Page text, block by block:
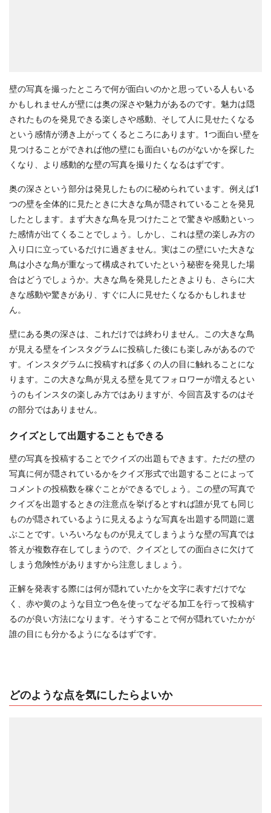
壁の写真を撮ったところで何が面白いのかと思っている人もいる
かもしれませんが壁には奥の深さや魅力があるのです。魅力は隠
されたものを発見できる楽しさや感動、そして人に見せたくなる
という感情が湧き上がってくるところにあります。1つ面白い壁を
見つけることができれば他の壁にも面白いものがないかを探した
くなり、より感動的な壁の写真を撮りたくなるはずです。
奥の深さという部分は発見したものに秘められています。例えば1
つの壁を全体的に見たときに大きな鳥が隠されていることを発見
したとします。まず大きな鳥を見つけたことで驚きや感動といっ
た感情が出てくることでしょう。しかし、これは壁の楽しみ方の
入り口に立っているだけに過ぎません。実はこの壁にいた大きな
鳥は小さな鳥が重なって構成されていたという秘密を発見した場
合はどうでしょうか。大きな鳥を発見したときよりも、さらに大
きな感動や驚きがあり、すぐに人に見せたくなるかもしれませ
ん。
壁にある奥の深さは、これだけでは終わりません。この大きな鳥
が見える壁をインスタグラムに投稿した後にも楽しみがあるので
す。インスタグラムに投稿すれば多くの人の目に触れることにな
ります。この大きな鳥が見える壁を見てフォロワーが増えるとい
うのもインスタの楽しみ方ではありますが、今回言及するのはそ
の部分ではありません。
クイズとして出題することもできる
壁の写真を投稿することでクイズの出題もできます。ただの壁の
写真に何が隠されているかをクイズ形式で出題することによって
コメントの投稿数を稼ぐことができるでしょう。この壁の写真で
クイズを出題するときの注意点を挙げるとすれば誰が見ても同じ
ものが隠されているように見えるような写真を出題する問題に選
ぶことです。いろいろなものが見えてしまうような壁の写真では
答えが複数存在してしまうので、クイズとしての面白さに欠けて
しまう危険性がありますから注意しましょう。
正解を発表する際には何が隠れていたかを文字に表すだけでな
く、赤や黄のような目立つ色を使ってなぞる加工を行って投稿す
るのが良い方法になります。そうすることで何が隠れていたかが
誰の目にも分かるようになるはずです。
どのような点を気にしたらよいか